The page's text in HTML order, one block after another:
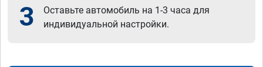
3
Оставьте автомобиль на 1-3 часа для
индивидуальной настройки.